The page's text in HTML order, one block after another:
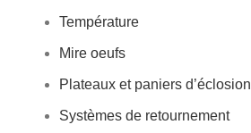
Température
Mire oeufs
Plateaux et paniers d’éclosion
Systèmes de retournement